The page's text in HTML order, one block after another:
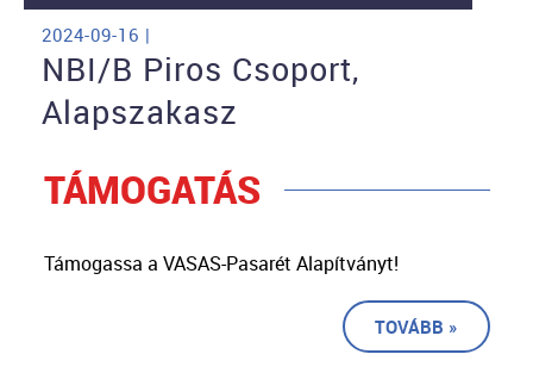
2024-09-16 |
NBI/B Piros Csoport,
Alapszakasz
TÁMOGATÁS
Támogassa a VASAS-Pasarét Alapítványt!
TOVÁBB »